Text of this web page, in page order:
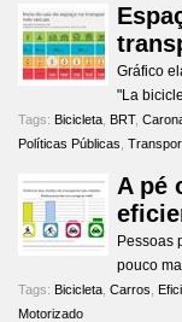
Gráfico
"La
Tags: Bicicleta BRT,
Políticas Públicas
A pé
Pessoas
pouco
Tags: Bicicleta Carros
Motorizado